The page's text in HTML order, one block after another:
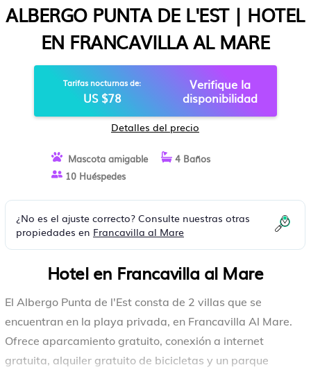
ALBERGO PUNTA DE L'EST | HOTEL
EN FRANCAVILLA AL MARE
Tarifas nocturnas de:
US $78
Verifique la
disponibilidad
Detalles del precio
Mascota amigable
4 Baños
10 Huéspedes
¿No es el ajuste correcto? Consulte nuestras otras
propiedades en Francavilla al Mare
Hotel en Francavilla al Mare
El Albergo Punta de l'Est consta de 2 villas que se
encuentran en la playa privada, en Francavilla Al Mare.
Ofrece aparcamiento gratuito, conexión a internet
gratuita, alquiler gratuito de bicicletas y un parque